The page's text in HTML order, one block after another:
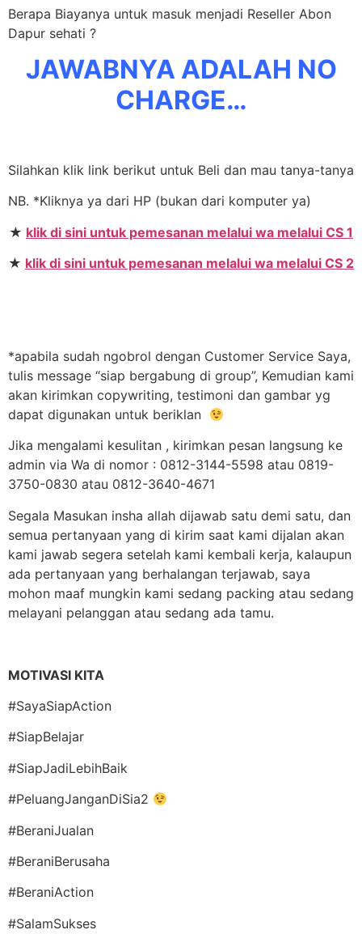
Berapa Biayanya untuk masuk menjadi Reseller Abon
Dapur sehati ?
JAWABNYA ADALAH NO
CHARGE…
Silahkan klik link berikut untuk Beli dan mau tanya-tanya
NB. *Kliknya ya dari HP (bukan dari komputer ya)
★ klik di sini untuk pemesanan melalui wa melalui CS 1
★ klik di sini untuk pemesanan melalui wa melalui CS 2
*apabila sudah ngobrol dengan Customer Service Saya,
tulis message “siap bergabung di group”, Kemudian kami
akan kirimkan copywriting, testimoni dan gambar yg
dapat digunakan untuk beriklan
Jika mengalami kesulitan , kirimkan pesan langsung ke
admin via Wa di nomor : 0812-3144-5598 atau 0819-
3750-0830 atau 0812-3640-4671
Segala Masukan insha allah dijawab satu demi satu, dan
semua pertanyaan yang di kirim saat kami dijalan akan
kami jawab segera setelah kami kembali kerja, kalaupun
ada pertanyaan yang berhalangan terjawab, saya
mohon maaf mungkin kami sedang packing atau sedang
melayani pelanggan atau sedang ada tamu.
MOTIVASI KITA
#SayaSiapAction
#SiapBelajar
#SiapJadiLebihBaik
#PeluangJanganDiSia2
#BeraniJualan
#BeraniBerusaha
#BeraniAction
#SalamSukses